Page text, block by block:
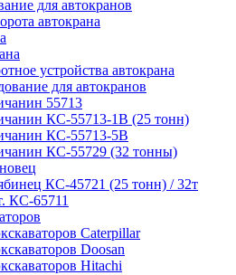
для автокранов
автокрана
устройства автокрана
для автокранов
55713
КС-55713-1В (25 тонн)
КС-55713-5В
КС-55729 (32 тонны)
КС-45721 (25 тонн) / 32т
КС-65711
Caterpillar
Doosan
Hitachi